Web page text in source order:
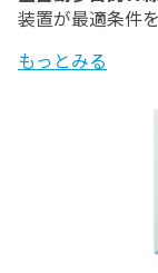
装置が最適条件
もっとみる